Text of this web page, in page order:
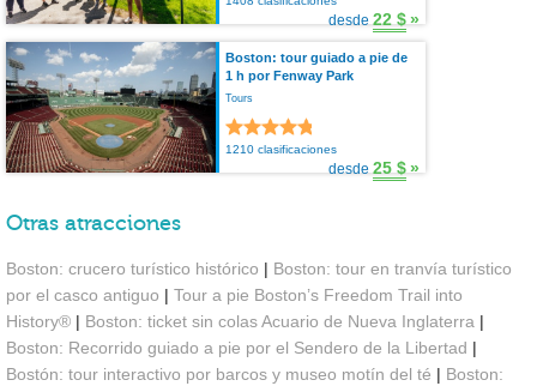
desde22 $»
Boston: tour guiado a pie de
1 h por Fenway Park
Tours
1210 clasificaciones
desde25 $»
Otras atracciones
Boston: crucero turístico histórico | Boston: tour en tranvía turístico
por el casco antiguo | Tour a pie Boston’s Freedom Trail into
History® | Boston: ticket sin colas Acuario de Nueva Inglaterra |
Boston: Recorrido guiado a pie por el Sendero de la Libertad |
Bostón: tour interactivo por barcos y museo motín del té | Boston: